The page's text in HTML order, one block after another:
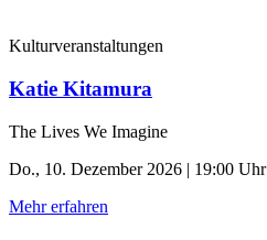
Kulturveranstaltungen
Katie Kitamura
The Lives We Imagine
Do., 10. Dezember 2026 | 19:00 Uhr
Mehr erfahren